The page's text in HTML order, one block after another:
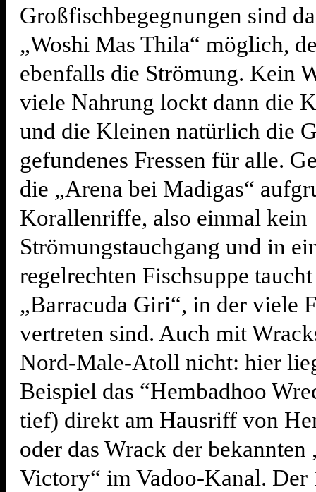
Großfischbegegnungen sind
„Woshi Mas Thila“ möglich,
ebenfalls die Strömung. Kein
viele Nahrung lockt dann die
und die Kleinen natürlich die
gefundenes Fressen für alle.
die „Arena bei Madigas“
Korallenriffe, also einmal kein
Strömungstauchgang und in
regelrechten Fischsuppe
„Barracuda Giri“, in der viele
vertreten sind. Auch mit
Nord-Male-Atoll nicht: hier
Beispiel das “Hembadhoo
tief) direkt am Hausriff von
oder das Wrack der
Victory“ im Vadoo-Kanal. Der